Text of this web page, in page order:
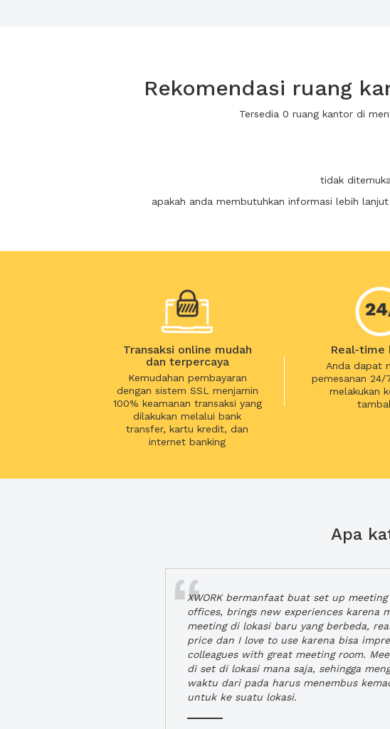
Rekomendasi ruang
Tersedia 0 ruang kantor di
tidak
apakah anda membutuhkan informasi lebih
Transaksi online mudah
dan terpercaya
Kemudahan pembayaran
dengan sistem SSL menjamin
100% keamanan transaksi yang
dilakukan melalui bank
transfer, kartu kredit, dan
internet banking
Real-time
Anda dapat
pemesanan
melakukan
Apa
XWORK bermanfaat buat set up
offices, brings new experiences karena
meeting di lokasi baru yang berbeda,
price dan I love to use karena bisa
colleagues with great meeting room.
di set di lokasi mana saja, sehingga
waktu dari pada harus menembus
untuk ke suatu lokasi.